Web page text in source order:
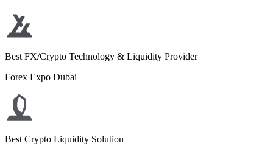
Best FX/Crypto Technology & Liquidity Provider
Forex Expo Dubai
Best Crypto Liquidity Solution